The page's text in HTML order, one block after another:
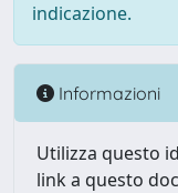
indicazione.
Informazioni
Utilizza questo
link a questo